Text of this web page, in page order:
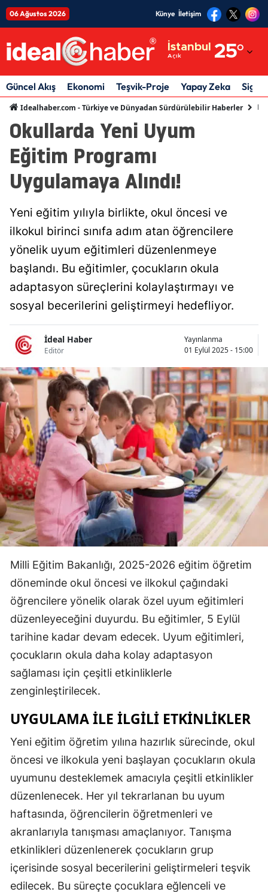
06 Ağustos 2026 Künye İletişim
İstanbul
Açık 25°
Adıyaman
Afyonkarahisar
Ağrı
Amasya
Antalya
Artvin
Aydın
Balıkesir
Bilecik
Bingöl
Bolu
Burdur
Bursa
Çanakkale
Çankırı
Çorum
Denizli
Diyarbakır
Elazığ
Erzincan
Erzurum
Eskişehir
Gümüşhane
Hakkari
Hatay
Isparta
İstanbul
İzmir
Güncel Akış Ekonomi Teşvik-Proje Yapay Zeka
Idealhaber.com - Türkiye ve Dünyadan Sürdürülebilir Haberler
Okullarda Yeni Uyum
Eğitim Programı
Uygulamaya Alındı!
Yeni eğitim yılıyla birlikte, okul öncesi ve
ilkokul birinci sınıfa adım atan öğrencilere
yönelik uyum eğitimleri düzenlenmeye
başlandı. Bu eğitimler, çocukların okula
adaptasyon süreçlerini kolaylaştırmayı ve
sosyal becerilerini geliştirmeyi hedefliyor.
İdeal Haber
Editör
Yayınlanma
01 Eylül 2025 - 15:00
Milli Eğitim Bakanlığı, 2025-2026 eğitim öğretim
döneminde okul öncesi ve ilkokul çağındaki
öğrencilere yönelik olarak özel uyum eğitimleri
düzenleyeceğini duyurdu. Bu eğitimler, 5 Eylül
tarihine kadar devam edecek. Uyum eğitimleri,
çocukların okula daha kolay adaptasyon
sağlaması için çeşitli etkinliklerle
zenginleştirilecek.
UYGULAMA ILE İLGILI ETKINLIKLER
Yeni eğitim öğretim yılına hazırlık sürecinde, okul
öncesi ve ilkokula yeni başlayan çocukların okula
uyumunu desteklemek amacıyla çeşitli etkinlikler
düzenlenecek. Her yıl tekrarlanan bu uyum
haftasında, öğrencilerin öğretmenleri ve
akranlarıyla tanışması amaçlanıyor. Tanışma
etkinlikleri düzenlenerek çocukların grup
içerisinde sosyal becerilerini geliştirmeleri teşvik
edilecek. Bu süreçte çocuklara eğlenceli ve